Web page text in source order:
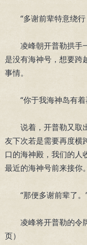
“多谢前辈特意绕行
凌峰朝开普勒拱手
是没有海神号，想要跨
事情。
“你于我海神岛有着
说着，开普勒又取出
友下次若是需要再度横
口的海神殿，我们的人
最近的海神号前来接你
“那便多谢前辈了。
凌峰将开普勒的令
页）